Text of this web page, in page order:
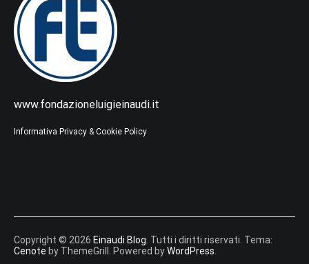
www.fondazioneluigieinaudi.it
Informativa Privacy & Cookie Policy
Copyright © 2026 Einaudi Blog . Tutti i diritti riservati. Tema:
Cenote by ThemeGrill. Powered byWordPress